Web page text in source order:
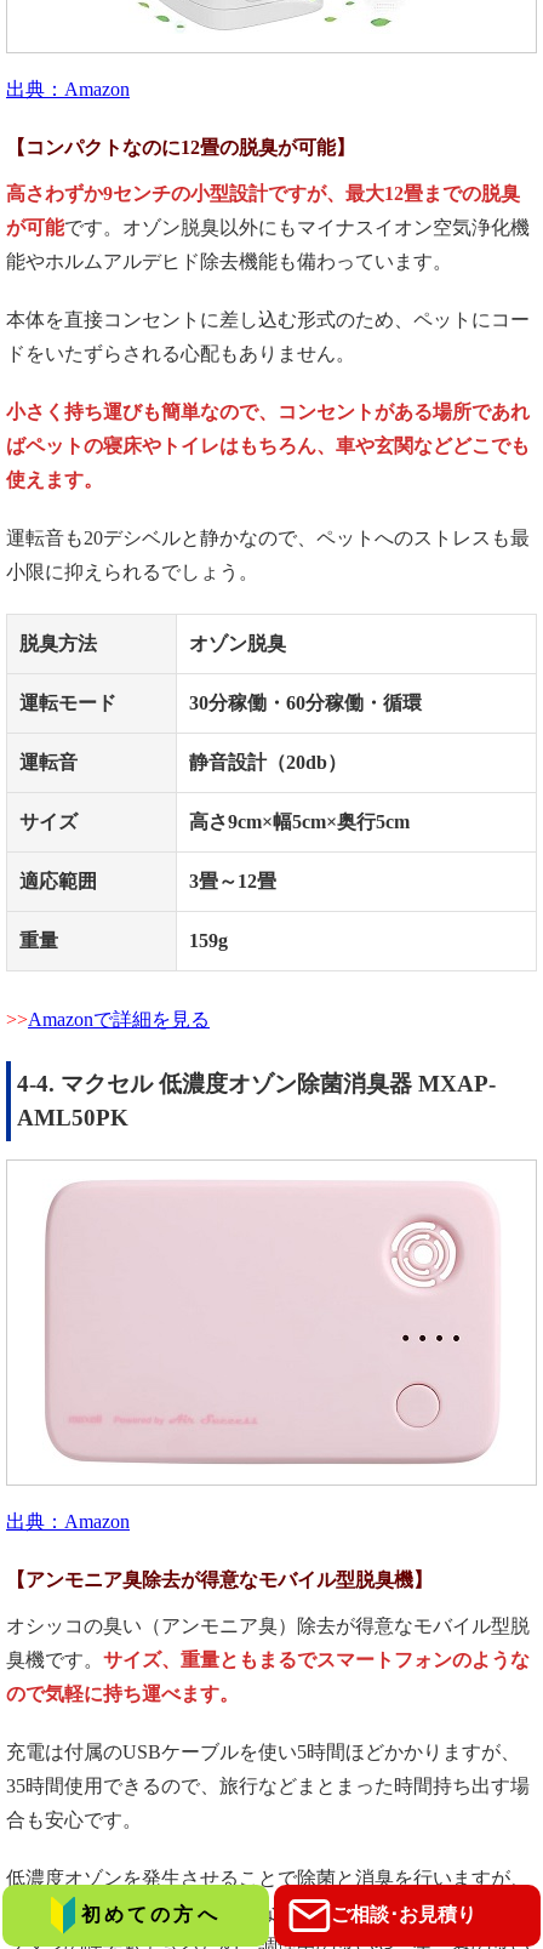
ご相談･お見積り
出典：Amazon
【コンパクトなのに12畳の脱臭が可能】
高さわずか9センチの小型設計ですが、最大12畳までの脱臭
が可能です。オゾン脱臭以外にもマイナスイオン空気浄化機
能やホルムアルデヒド除去機能も備わっています。
本体を直接コンセントに差し込む形式のため、ペットにコー
ドをいたずらされる心配もありません。
小さく持ち運びも簡単なので、コンセントがある場所であれ
ばペットの寝床やトイレはもちろん、車や玄関などどこでも
使えます。
運転音も20デシベルと静かなので、ペットへのストレスも最
小限に抑えられるでしょう。
脱臭方法 オゾン脱臭
運転モード 30分稼働・ 60分稼働・循環
運転音 静音設計（20db）
サイズ 高さ9cm×幅5cm×奥行5cm
適応範囲 3畳～12畳
重量 159g
Amazonで詳細を見る
4-4. マクセル 低濃度オゾン除菌消臭器 MXAP-
AML50PK
出典：Amazon
【アンモニア臭除去が得意なモバイル型脱臭機】
オシッコの臭い（アンモニア臭）除去が得意なモバイル型脱
臭機です。 サイズ、重量ともまるでスマートフォンのような
ので気軽に持ち運べます。
充電は付属のUSBケーブルを使い5時間ほどかかりますが、
35時間使用できるので、旅行などまとまった時間持ち出す場
合も安心です。
低濃度オゾンを発生させることで除菌と消臭を行いますが、
アンモニア臭のほかに玉ねぎなどの臭いであるメチルメルカ
初めての方へ